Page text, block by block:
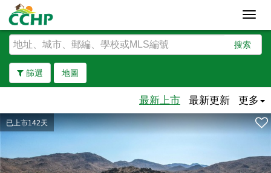
搜索
篩選 地圖
去除邊界
最新上市 最新更新 更多
已上市142天